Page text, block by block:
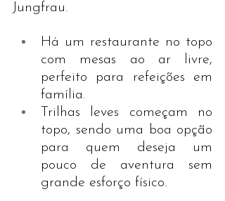
Jungfrau.
Há um restaurante no topo
com mesas ao ar livre,
perfeito para refeições em
família.
Trilhas leves começam no
topo, sendo uma boa opção
para quem deseja um
pouco de aventura sem
grande esforço físico.